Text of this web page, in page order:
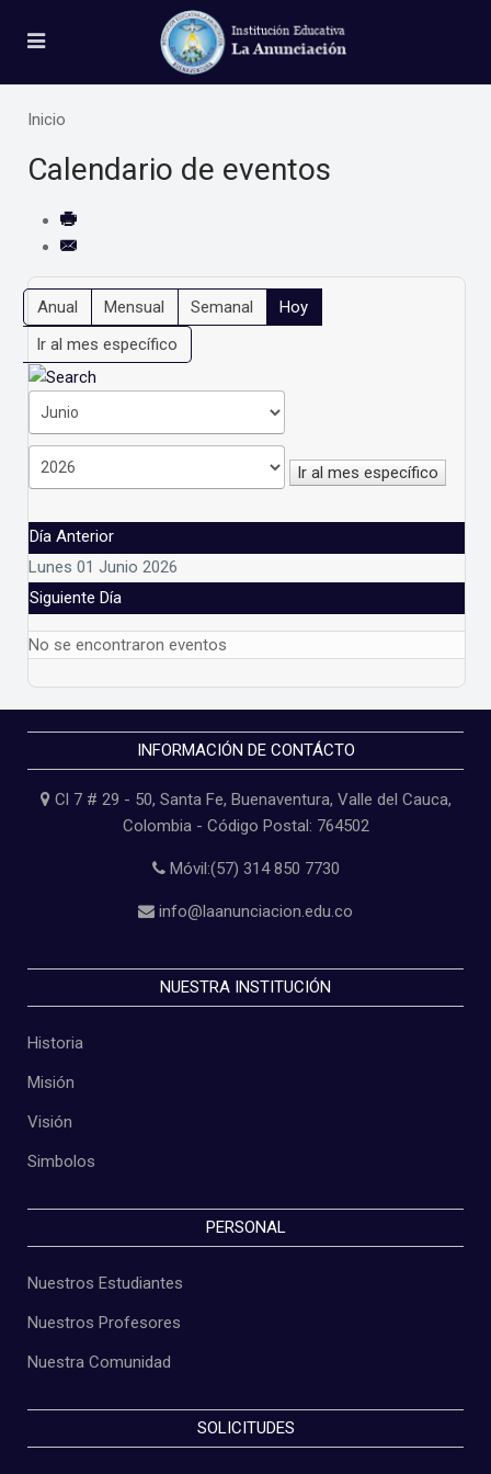
Inicio
Calendario de eventos
Anual Mensual Semanal
Hoy
Ir al mes específico
Ir al mes específico
Día Anterior
Lunes 01 Junio 2026
Siguiente Día
No se encontraron eventos
INFORMACIÓN DE CONTÁCTO
Cl 7 # 29 - 50, Santa Fe, Buenaventura, Valle del Cauca,
Colombia - Código Postal: 764502
Móvil:(57) 314 850 7730
info@laanunciacion.edu.co
NUESTRA INSTITUCIÓN
Historia
Misión
Visión
Simbolos
PERSONAL
Nuestros Estudiantes
Nuestros Profesores
Nuestra Comunidad
SOLICITUDES